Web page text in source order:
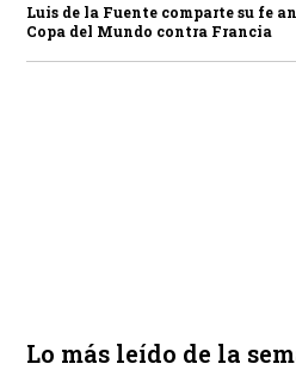
Luis de la Fuente comparte su fe
Copa del Mundo contra Francia
Lo más leído de la